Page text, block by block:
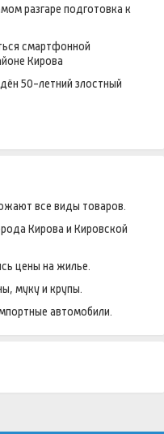
разгаре подготовка к
смартфонной
Кирова
50-летний злостный
все виды товаров.
Кирова и Кировской
цены на жилье.
муку и крупы.
автомобили.